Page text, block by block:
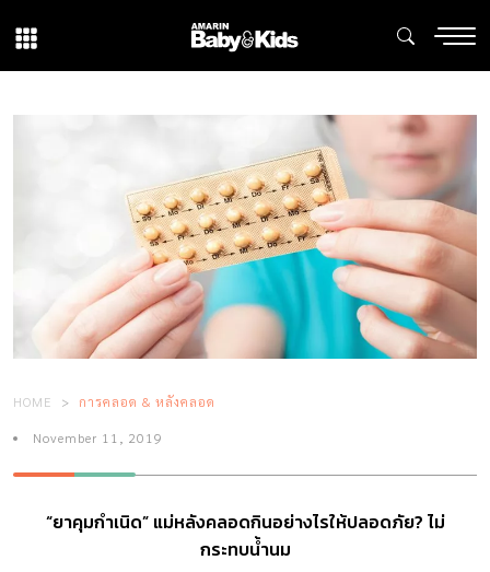
HOME การคลอด & หลังคลอด
November 11, 2019
“ยาคุมกำเนิด” แม่หลังคลอดกินอย่างไรให้ปลอดภัย? ไม่
กระทบน้ำนม